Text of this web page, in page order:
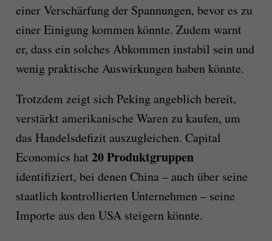
einer Verschärfung der Spannungen, bevor es zu
einer Einigung kommen könnte. Zudem warnt
er, dass ein solches Abkommen instabil sein und
wenig praktische Auswirkungen haben könnte.
Trotzdem zeigt sich Peking angeblich bereit,
verstärkt amerikanische Waren zu kaufen, um
das Handelsdefizit auszugleichen. Capital
Economics hat 20 Produktgruppen
identifiziert, bei denen China – auch über seine
staatlich kontrollierten Unternehmen – seine
Importe aus den USA steigern könnte.